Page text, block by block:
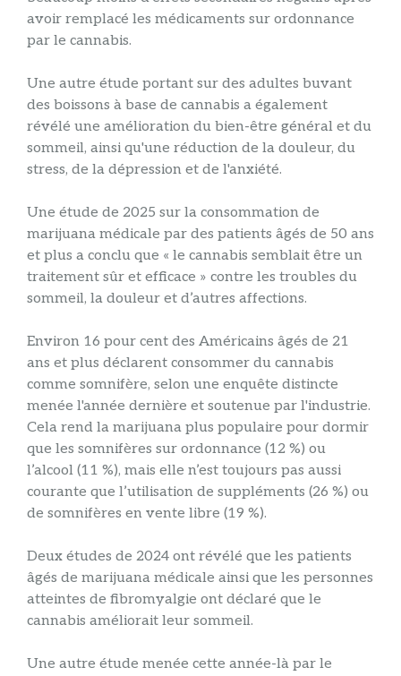
avoir remplacé les médicaments sur ordonnance
par le cannabis.
Une autre étude portant sur des adultes buvant
des boissons à base de cannabis a également
révélé une amélioration du bien-être général et du
sommeil, ainsi qu'une réduction de la douleur, du
stress, de la dépression et de l'anxiété.
Une étude de 2025 sur la consommation de
marijuana médicale par des patients âgés de 50 ans
et plus a conclu que « le cannabis semblait être un
traitement sûr et efficace » contre les troubles du
sommeil, la douleur et d’autres affections.
Environ 16 pour cent des Américains âgés de 21
ans et plus déclarent consommer du cannabis
comme somnifère, selon une enquête distincte
menée l'année dernière et soutenue par l'industrie.
Cela rend la marijuana plus populaire pour dormir
que les somnifères sur ordonnance (12 %) ou
l’alcool (11 %), mais elle n’est toujours pas aussi
courante que l’utilisation de suppléments (26 %) ou
de somnifères en vente libre (19 %).
Deux études de 2024 ont révélé que les patients
âgés de marijuana médicale ainsi que les personnes
atteintes de fibromyalgie ont déclaré que le
cannabis améliorait leur sommeil.
Une autre étude menée cette année-là par le